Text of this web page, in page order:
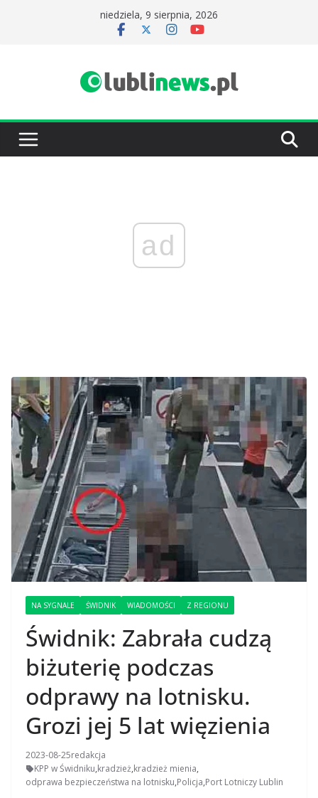
niedziela, 9 sierpnia, 2026
ad
NA SYGNALE ŚWIDNIK WIADOMOŚCI Z REGIONU
Świdnik: Zabrała cudzą
biżuterię podczas
odprawy na lotnisku.
Grozi jej 5 lat więzienia
2023-08-25redakcja
KPP w Świdniku,kradzież,kradzież mienia,
odprawa bezpieczeństwa na lotnisku,Policja,Port Lotniczy Lublin